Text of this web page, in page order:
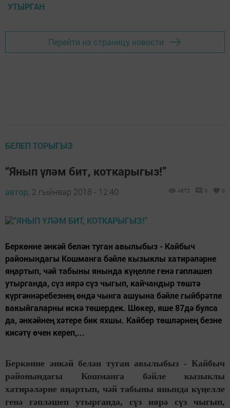
УТЫРГАН
Перейти на страницу новости
БЕЛЕП ТОРЫГЫЗ
“Янып үләм бит, коткарыгыз!”
автор, 2 гыйнвар 2018 - 12:40 4872 0 0
Беркөнне әнкәй белән туган авылыбыз - Кайбыч
районындагы Кошманга бәйле кызыклы хатирәләрне
яңартып, чәй табыны янында күңелле генә гәпләшеп
утырганда, сүз иярә сүз чыгып, кайчандыр төштә
күргәннәребезнең өндә чынга ашуына бәйле гыйбрәтле
вакыйгаларны искә төшердек. Шөкер, яше 87дә булса
да, әнкәйнең хәтере бик яхшы. Кайбер төшләрнең безне
кисәтү өчен кереп,...
Беркөнне әнкәй белән туган авылыбыз - Кайбыч
районындагы Кошманга бәйле кызыклы
хатирәләрне яңартып, чәй табыны янында күңелле
генә гәпләшеп утырганда, сүз иярә сүз чыгып,